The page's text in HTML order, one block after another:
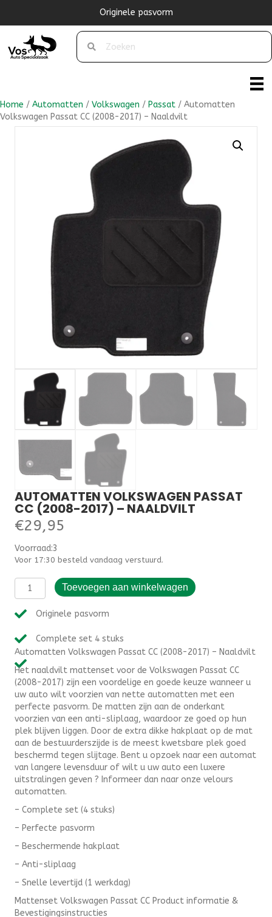
Originele pasvorm
Home / Automatten / Volkswagen / Passat / Automatten
Volkswagen Passat CC (2008-2017) – Naaldvilt
AUTOMATTEN VOLKSWAGEN PASSAT
CC (2008-2017) – NAALDVILT
€29,95
Voorraad:3
Voor 17:30 besteld vandaag verstuurd.
Automatten
Volkswagen
Passat
CC
2017)
-
Naaldvilt
aantal
Toevoegen aan winkelwagen
Originele pasvorm
Complete set 4 stuks
Automatten Volkswagen Passat CC (2008-2017) – Naaldvilt
Het naaldvilt mattenset voor de Volkswagen Passat CC
(2008-2017) zijn een voordelige en goede keuze wanneer u
uw auto wilt voorzien van nette automatten met een
perfecte pasvorm. De matten zijn aan de onderkant
voorzien van een anti-sliplaag, waardoor ze goed op hun
plek blijven liggen. Door de extra dikke hakplaat op de mat
aan de bestuurderszijde is de meest kwetsbare plek goed
beschermd tegen slijtage. Bent u opzoek naar een automat
van langere levensduur of wilt u uw auto een luxere
uitstralingen geven ? Informeer dan naar onze velours
automatten.
– Complete set (4 stuks)
– Perfecte pasvorm
– Beschermende hakplaat
– Anti-sliplaag
– Snelle levertijd (1 werkdag)
Mattenset Volkswagen Passat CC Product informatie &
Bevestigingsinstructies